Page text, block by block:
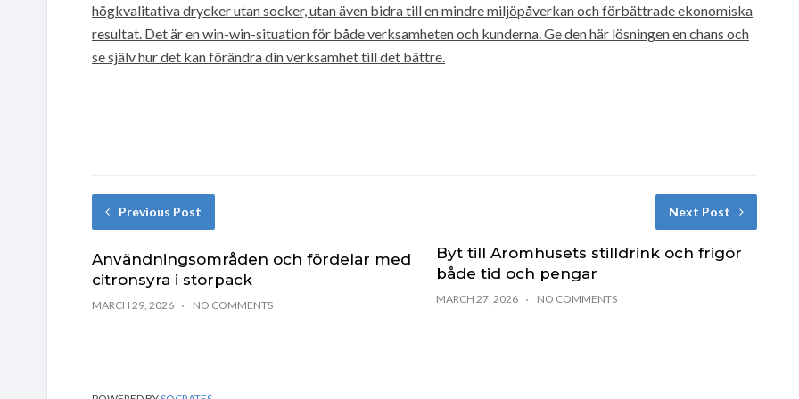
högkvalitativa drycker utan socker, utan även bidra till en mindre miljöpåverkan och förbättrade ekonomiska
resultat. Det är en win-win-situation för både verksamheten och kunderna. Ge den här lösningen en chans och
se själv hur det kan förändra din verksamhet till det bättre.
Previous Post
Användningsområden och fördelar med
citronsyra i storpack
MARCH 29, 2026 NO COMMENTS
Next Post
Byt till Aromhusets stilldrink och frigör
både tid och pengar
MARCH 27, 2026 NO COMMENTS